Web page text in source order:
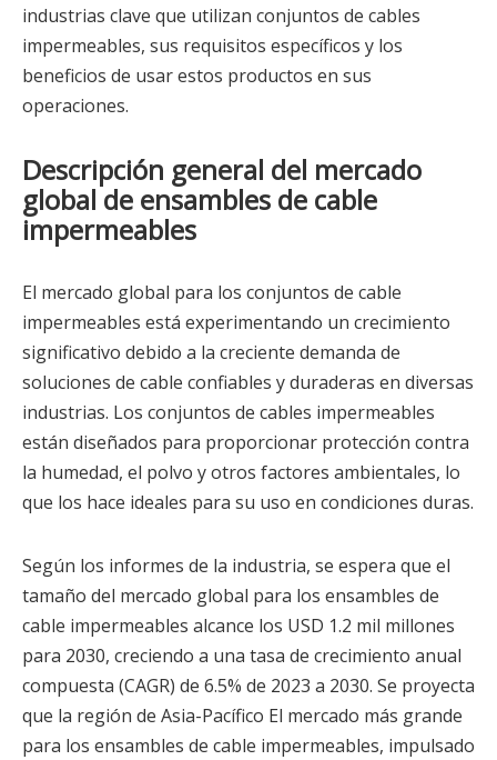
industrias clave que utilizan conjuntos de cables
impermeables, sus requisitos específicos y los
beneficios de usar estos productos en sus
operaciones.
Descripción general del mercado
global de ensambles de cable
impermeables
El mercado global para los conjuntos de cable
impermeables está experimentando un crecimiento
significativo debido a la creciente demanda de
soluciones de cable confiables y duraderas en diversas
industrias. Los conjuntos de cables impermeables
están diseñados para proporcionar protección contra
la humedad, el polvo y otros factores ambientales, lo
que los hace ideales para su uso en condiciones duras.
Según los informes de la industria, se espera que el
tamaño del mercado global para los ensambles de
cable impermeables alcance los USD 1.2 mil millones
para 2030, creciendo a una tasa de crecimiento anual
compuesta (CAGR) de 6.5% de 2023 a 2030. Se proyecta
que la región de Asia-Pacífico El mercado más grande
para los ensambles de cable impermeables, impulsado